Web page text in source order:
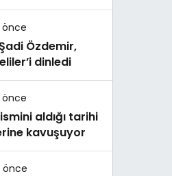
önce
Özdemir,
dinledi
önce
aldığı tarihi
kavuşuyor
önce